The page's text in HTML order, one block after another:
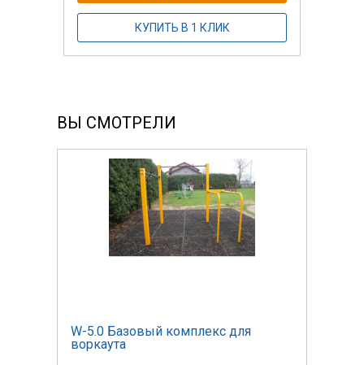
КУПИТЬ В 1 КЛИК
ВЫ СМОТРЕЛИ
W-5.0 Базовый комплекс для
воркаута